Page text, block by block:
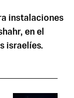
instalaciones
en el
israelíes.